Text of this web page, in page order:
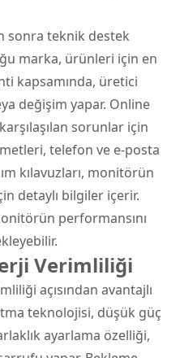
sonra teknik destek
marka, ürünleri için en
kapsamında, üretici
değişim yapar. Online
sorunlar için
telefon ve e-posta
kılavuzları, monitörün
detaylı bilgiler içerir.
performansını
Verimliliği
açısından avantajlı
teknolojisi, düşük güç
ayarlama özelliği,